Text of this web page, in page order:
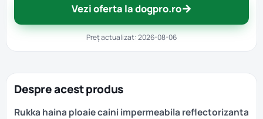
Vezi oferta la dogpro.ro→
Preț actualizat: 2026-08-06
Despre acest produs
Rukka haina ploaie caini impermeabila reflectorizanta